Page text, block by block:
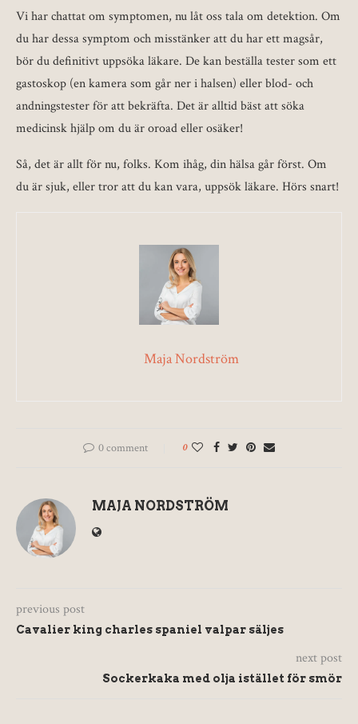
Vi har chattat om symptomen, nu låt oss tala om detektion. Om
du har dessa symptom och misstänker att du har ett magsår,
bör du definitivt uppsöka läkare. De kan beställa tester som ett
gastoskop (en kamera som går ner i halsen) eller blod- och
andningstester för att bekräfta. Det är alltid bäst att söka
medicinsk hjälp om du är oroad eller osäker!
Så, det är allt för nu, folks. Kom ihåg, din hälsa går först. Om
du är sjuk, eller tror att du kan vara, uppsök läkare. Hörs snart!
Maja Nordström
0 comment 0
MAJA NORDSTRÖM
previous post
Cavalier king charles spaniel valpar säljes
next post
Sockerkaka med olja istället för smör